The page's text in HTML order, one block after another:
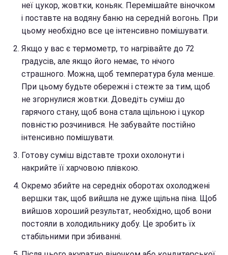
неї цукор, жовтки, коньяк. Перемішайте віночком
і поставте на водяну баню на середній вогонь. При
цьому необхідно все це інтенсивно помішувати. ⠀
Якщо у вас є термометр, то нагрівайте до 72
градусів, але якщо його немає, то нічого
страшного. Можна, щоб температура була менше.
При цьому будьте обережні і стежте за тим, щоб
не згорнулися жовтки. Доведіть суміш до
гарячого стану, щоб вона стала щільною і цукор
повністю розчинився. Не забувайте постійно
інтенсивно помішувати.
Готову суміш відставте трохи охолонути і
накрийте її харчовою плівкою.
Окремо збийте на середніх оборотах охолоджені
вершки так, щоб вийшла не дуже щільна піна. Щоб
вийшов хороший результат, необхідно, щоб вони
постояли в холодильнику добу. Це зробить їх
стабільними при збиванні.